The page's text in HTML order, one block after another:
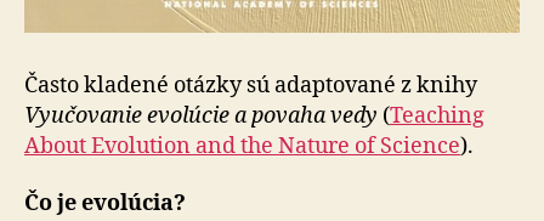
Často kladené otázky sú adaptované z knihy
Vyučovanie evolúcie a povaha vedy (Teaching
About Evolution and the Nature of Science).
Čo je evolúcia?